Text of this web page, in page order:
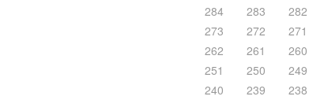
284
283 282
273
272 271
262
261 260
251
250 249
240
239 238